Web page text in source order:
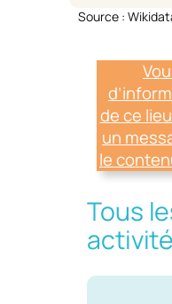
Source :
de ce
un
le
Tous
activité